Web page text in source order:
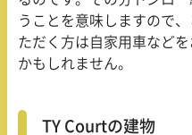
うことを意味しますので
ただく方は自家用車など
かもしれません。
TY Courtの建物